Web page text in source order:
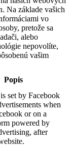
Na základe vašich
vo
pretože sa
alebo
nepovolíte,
vašim
Popis
set by Facebook
when
or on a
powered by
after